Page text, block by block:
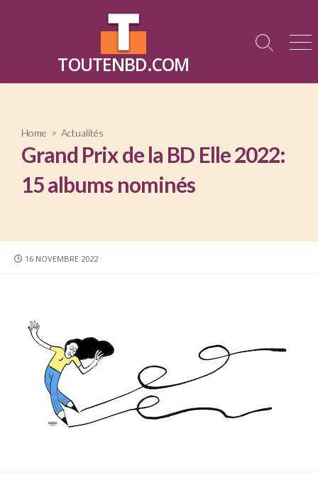
TOUTENBD.COM
Search
Home > Actualités
Grand Prix de la BD Elle 2022:
15 albums nominés
PUBLISHED
16 NOVEMBRE 2022